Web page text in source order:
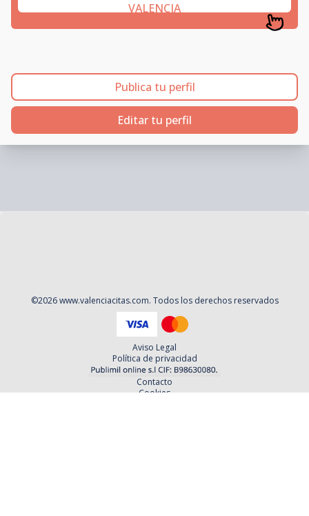
VALENCIA
Publica tu perfil
Editar tu perfil
©2026 www.valenciacitas.com. Todos los derechos reservados
Aviso Legal
Política de privacidad
Contacto
Cookies